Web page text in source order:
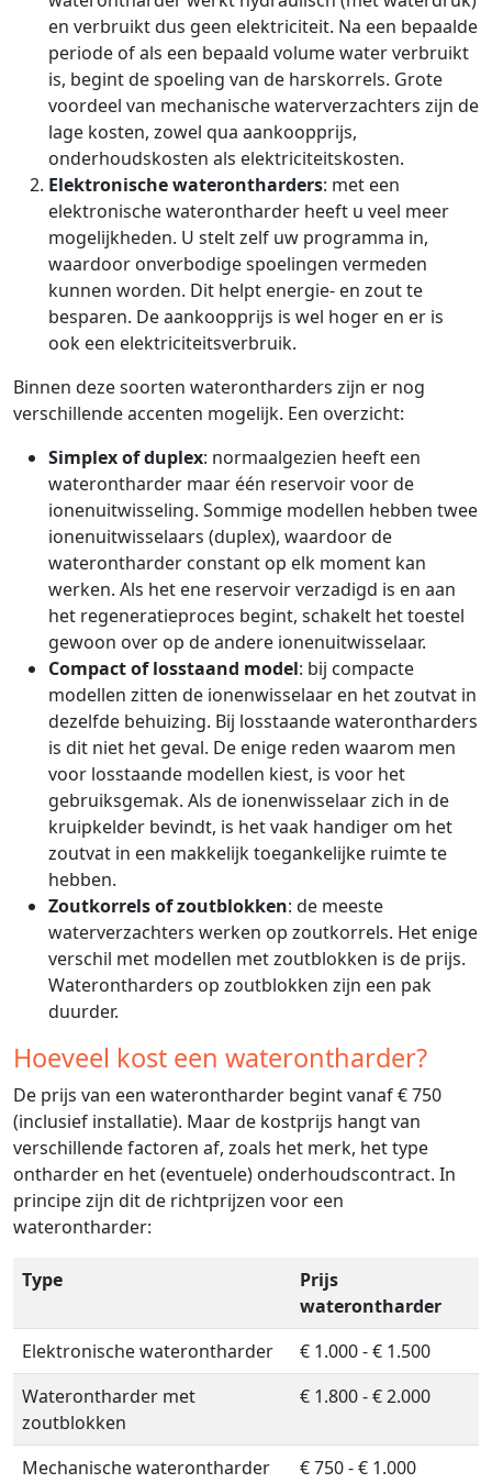
en verbruikt dus geen elektriciteit. Na een bepaalde
periode of als een bepaald volume water verbruikt
is, begint de spoeling van de harskorrels. Grote
voordeel van mechanische waterverzachters zijn de
lage kosten, zowel qua aankoopprijs,
onderhoudskosten als elektriciteitskosten.
Elektronische waterontharders: met een
elektronische waterontharder heeft u veel meer
mogelijkheden. U stelt zelf uw programma in,
waardoor onverbodige spoelingen vermeden
kunnen worden. Dit helpt energie- en zout te
besparen. De aankoopprijs is wel hoger en er is
ook een elektriciteitsverbruik.
Binnen deze soorten waterontharders zijn er nog
verschillende accenten mogelijk. Een overzicht:
Simplex of duplex: normaalgezien heeft een
waterontharder maar één reservoir voor de
ionenuitwisseling. Sommige modellen hebben twee
ionenuitwisselaars (duplex), waardoor de
waterontharder constant op elk moment kan
werken. Als het ene reservoir verzadigd is en aan
het regeneratieproces begint, schakelt het toestel
gewoon over op de andere ionenuitwisselaar.
Compact of losstaand model: bij compacte
modellen zitten de ionenwisselaar en het zoutvat in
dezelfde behuizing. Bij losstaande waterontharders
is dit niet het geval. De enige reden waarom men
voor losstaande modellen kiest, is voor het
gebruiksgemak. Als de ionenwisselaar zich in de
kruipkelder bevindt, is het vaak handiger om het
zoutvat in een makkelijk toegankelijke ruimte te
hebben.
Zoutkorrels of zoutblokken: de meeste
waterverzachters werken op zoutkorrels. Het enige
verschil met modellen met zoutblokken is de prijs.
Waterontharders op zoutblokken zijn een pak
duurder.
Hoeveel kost een waterontharder?
De prijs van een waterontharder begint vanaf € 750
(inclusief installatie). Maar de kostprijs hangt van
verschillende factoren af, zoals het merk, het type
ontharder en het (eventuele) onderhoudscontract. In
principe zijn dit de richtprijzen voor een
waterontharder:
Type
Prijs
waterontharder
Elektronische waterontharder
€ 1.000 - € 1.500
Waterontharder met
zoutblokken
€ 1.800 - € 2.000
Mechanische waterontharder € 750 - € 1.000